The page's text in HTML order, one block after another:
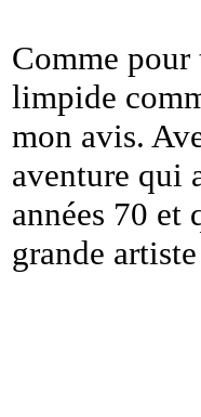
Comme
limpide
mon avis.
aventure qui
années 70
grande